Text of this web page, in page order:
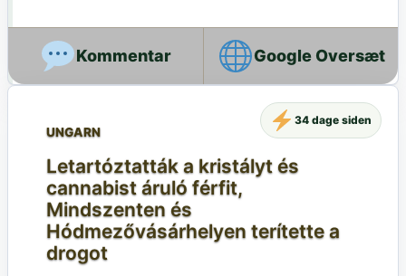
Google Oversæt
UNGARN
Letartóztatták a kristályt és
cannabist áruló férfit,
Mindszenten és
Hódmezővásárhelyen terítette a
drogot
34 dage siden